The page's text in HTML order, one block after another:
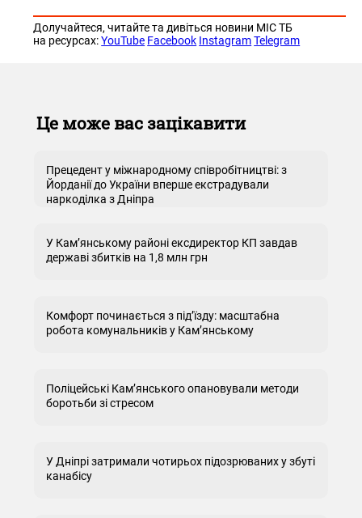
Долучайтеся, читайте та дивіться новини МІС ТБ
на ресурсах:YouTube Facebook Instagram Telegram
Це може вас зацікавити
Прецедент у міжнародному співробітництві: з
Йорданії до України вперше екстрадували
наркоділка з Дніпра
У Кам’янському районі ексдиректор КП завдав
державі збитків на 1,8 млн грн
Комфорт починається з під’їзду: масштабна
робота комунальників у Кам’янському
Поліцейські Кам’янського опановували методи
боротьби зі стресом
У Дніпрі затримали чотирьох підозрюваних у збуті
канабісу